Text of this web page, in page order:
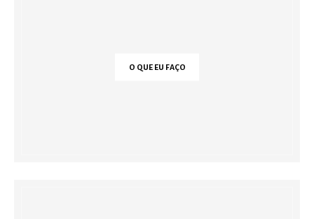
O QUE EU FAÇO